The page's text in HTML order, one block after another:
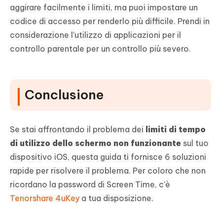
aggirare facilmente i limiti, ma puoi impostare un
codice di accesso per renderlo più difficile. Prendi in
considerazione l'utilizzo di applicazioni per il
controllo parentale per un controllo più severo.
Conclusione
Se stai affrontando il problema dei limiti di tempo
di utilizzo dello schermo non funzionante sul tuo
dispositivo iOS, questa guida ti fornisce 6 soluzioni
rapide per risolvere il problema. Per coloro che non
ricordano la password di Screen Time, c'è
Tenorshare 4uKey a tua disposizione.